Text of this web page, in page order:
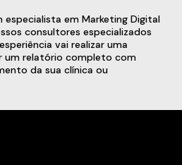
especialista em Marketing Digital
consultores especializados
vai realizar uma
um relatório completo com
da sua clínica ou